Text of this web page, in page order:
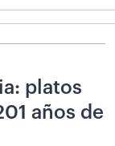
platos
años de